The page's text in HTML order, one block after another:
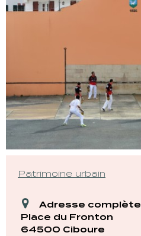
Patrimoine urbain
Adresse complète
Place du Fronton
64500 Ciboure